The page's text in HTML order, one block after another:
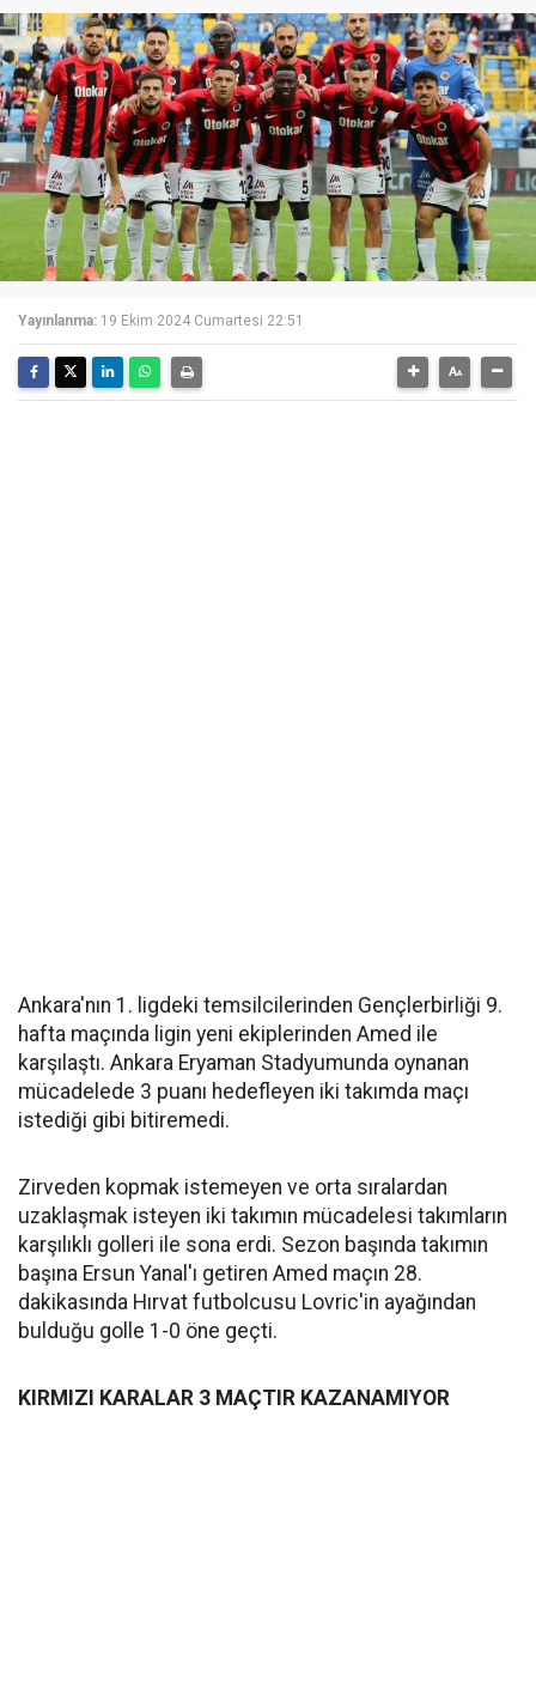
Yayınlanma: 19 Ekim 2024 Cumartesi 22:51
Ankara'nın 1. ligdeki temsilcilerinden Gençlerbirliği 9.
hafta maçında ligin yeni ekiplerinden Amed ile
karşılaştı. Ankara Eryaman Stadyumunda oynanan
mücadelede 3 puanı hedefleyen iki takımda maçı
istediği gibi bitiremedi.
Zirveden kopmak istemeyen ve orta sıralardan
uzaklaşmak isteyen iki takımın mücadelesi takımların
karşılıklı golleri ile sona erdi. Sezon başında takımın
başına Ersun Yanal'ı getiren Amed maçın 28.
dakikasında Hırvat futbolcusu Lovric'in ayağından
bulduğu golle 1-0 öne geçti.
KIRMIZI KARALAR 3 MAÇTIR KAZANAMIYOR